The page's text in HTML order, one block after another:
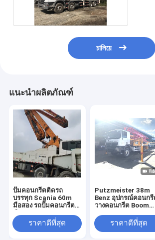
চালিয়ে
แนะนำผลิตภัณฑ์
ปั๊มคอนกรีตติดรถ
บรรทุก Scania 60m
มือสอง รถปั๊มคอนกรีต
ราคาดีที่สุด
Putzmeister 38m
Benz อุปกรณ์คอนกรี
วางคอนกรีต Boom
ใช้รถบรรทุกปั๊มคอน
ราคาดีที่สุด